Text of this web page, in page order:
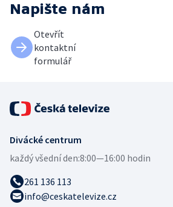
Napište nám
Otevřít
kontaktní
formulář
Divácké centrum
každý všední den:8:00—16:00 hodin
261 136 113
info@ceskatelevize.cz